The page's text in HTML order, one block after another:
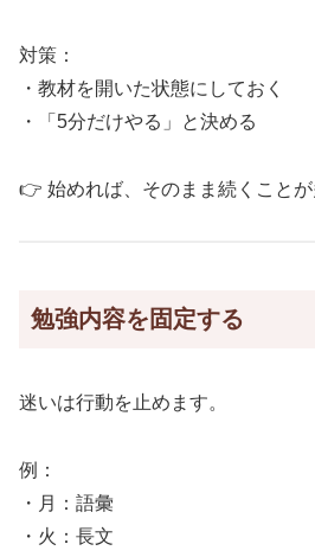
対策：
・教材を開いた状態にしておく
・「5分だけやる」と決める
👉 始めれば、そのまま続くことが
勉強内容を固定する
迷いは行動を止めます。
例：
・月：語彙
・火：長文